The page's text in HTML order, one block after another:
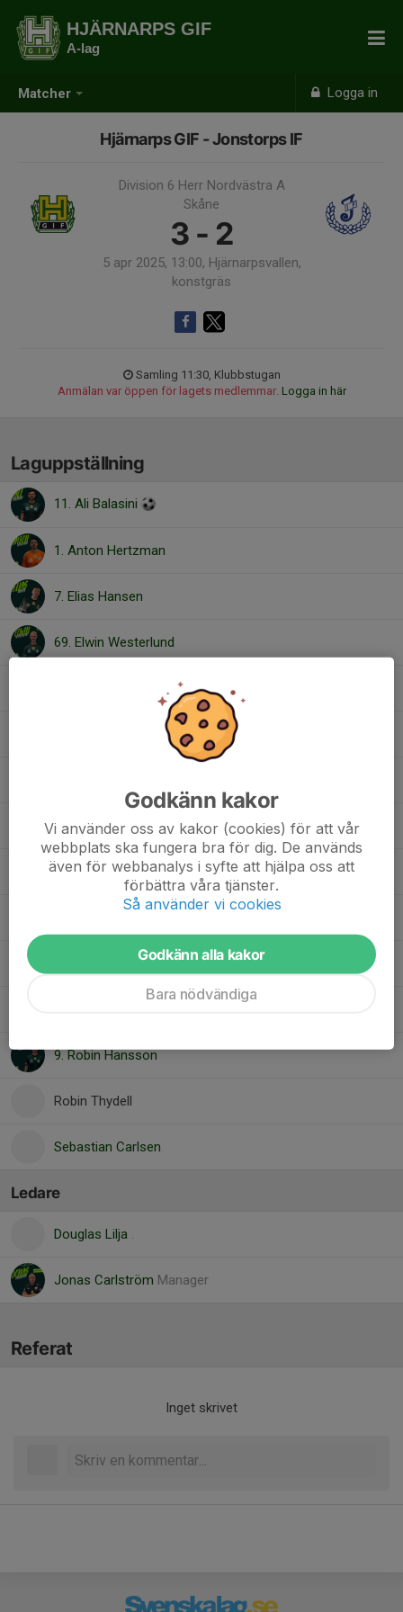
Matcher Logga in
HJÄRNARPS GIF
A-lag
Hjärnarps GIF - Jonstorps IF
Division 6 Herr Nordvästra A
Skåne
3 - 2
5 apr 2025, 13:00, Hjärnarpsvallen,
konstgräs
Samling 11:30, Klubbstugan
Anmälan var öppen för lagets medlemmar. Logga in här
Laguppställning
11. Ali Balasini
1. Anton Hertzman
7. Elias Hansen
69. Elwin Westerlund
15. Gabriel Pedersen
6. Joachim Enberg
Joel Or
Niklas Pedersen
9. Robin Hansson
Robin Thydell
Sebastian Carlsen
Ledare
Douglas Lilja .
Jonas Carlström Manager
Referat
Inget skrivet
Godkänn kakor
Vi använder oss av kakor (cookies) för att vår
webbplats ska fungera bra för dig. De används
även för webbanalys i syfte att hjälpa oss att
förbättra våra tjänster.
Så använder vi cookies
Godkänn alla kakor
Bara nödvändiga